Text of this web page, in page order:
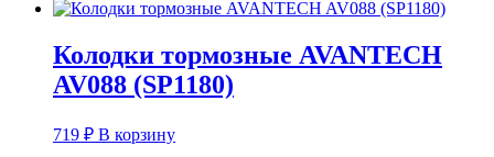
Колодки тормозные AVANTECH
AV088 (SP1180)
719 ₽ В корзину